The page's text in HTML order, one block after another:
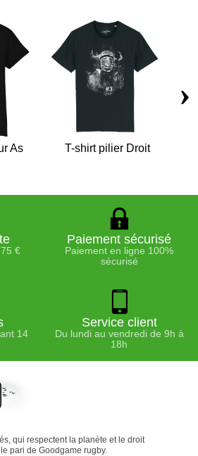
As T-shirt pilier Droit
›
€
Paiement sécurisé
Paiement en ligne 100%
sécurisé
14
Service client
Du lundi au vendredi de 9h à
18h
qui respectent la planète et le droit
pari de Goodgame rugby.